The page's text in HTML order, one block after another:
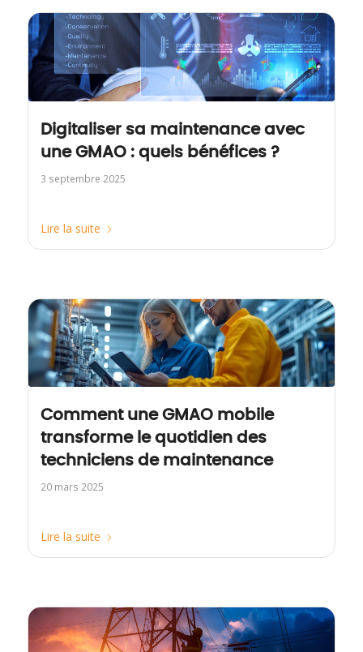
Digitaliser sa maintenance avec
une GMAO : quels bénéfices ?
3 septembre 2025
Lire la suite
Comment une GMAO mobile
transforme le quotidien des
techniciens de maintenance
20 mars 2025
Lire la suite